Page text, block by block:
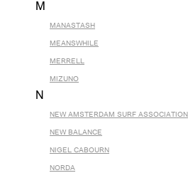
M
MANASTASH
MEANSWHILE
MERRELL
MIZUNO
N
NEW AMSTERDAM SURF ASSOCIATION
NEW BALANCE
NIGEL CABOURN
NORDA